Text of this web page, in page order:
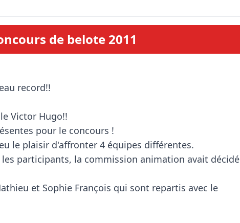
de belote 2011
Victor Hugo!!
pour le concours !
le plaisir d'affronter 4 équipes différentes.
participants, la commission animation avait décidé
et Sophie François qui sont repartis avec le